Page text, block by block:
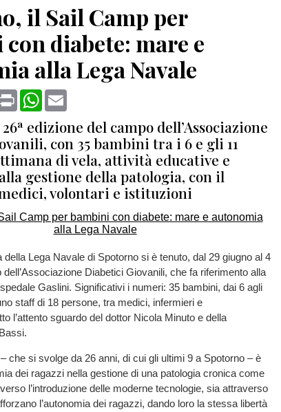
il Sail Camp per
diabete: mare e
alla Lega Navale
Print WhatsApp
edizione del campo dell’Associazione
con 35 bambini tra i 6 e gli 11
di vela, attività educative e
gestione della patologia, con il
volontari e istituzioni
della Lega Navale di Spotorno si è tenuto, dal 29 giugno al 4
dell’Associazione Diabetici Giovanili, che fa riferimento alla
Gaslini. Significativi i numeri: 35 bambini, dai 6 agli
staff di 18 persone, tra medici, infermieri e
l’attento sguardo del dottor Nicola Minuto e della
che si svolge da 26 anni, di cui gli ultimi 9 a Spotorno – è
dei ragazzi nella gestione di una patologia cronica come
l’introduzione delle moderne tecnologie, sia attraverso
l’autonomia dei ragazzi, dando loro la stessa libertà